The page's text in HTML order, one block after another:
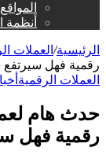
أنظمة
الرئيسية/ العملات
رقمية فهل
العملات الرقمية
حدث هام
رقمية فهل